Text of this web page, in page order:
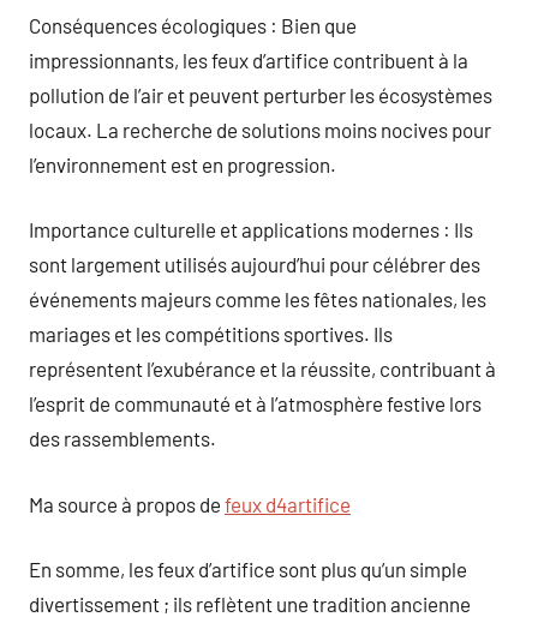
Conséquences écologiques : Bien que
impressionnants, les feux d’artifice contribuent à la
pollution de l’air et peuvent perturber les écosystèmes
locaux. La recherche de solutions moins nocives pour
l’environnement est en progression.
Importance culturelle et applications modernes : Ils
sont largement utilisés aujourd’hui pour célébrer des
événements majeurs comme les fêtes nationales, les
mariages et les compétitions sportives. Ils
représentent l’exubérance et la réussite, contribuant à
l’esprit de communauté et à l’atmosphère festive lors
des rassemblements.
Ma source à propos de feux d4artifice
En somme, les feux d’artifice sont plus qu’un simple
divertissement ; ils reflètent une tradition ancienne